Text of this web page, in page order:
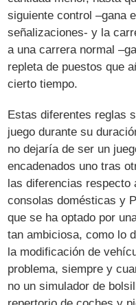
siguiente control –gana
señalizaciones- y la
a una carrera normal
repleta de puestos que
cierto tiempo.
Estas diferentes reglas
juego durante su
no dejaría de ser un
encadenados uno tras
las diferencias respecto
consolas domésticas y
que se ha optado por
tan ambiciosa, como lo
la modificación de
problema, siempre y
no un simulador de